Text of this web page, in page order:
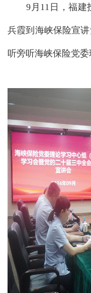
9月11日，福建
兵霞到海峡保险宣
听旁听海峡保险党委